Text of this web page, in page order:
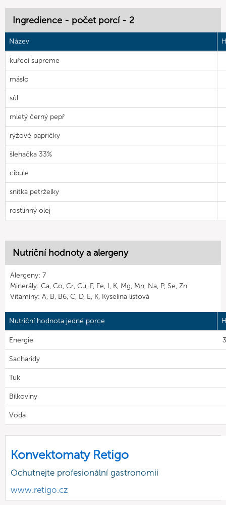
Ingredience - počet porcí - 2
Název
kuřecí supreme
máslo
sůl
mletý černý pepř
rýžové papričky
šlehačka 33%
cibule
snítka petrželky
rostlinný olej
Nutriční hodnoty a alergeny
Alergeny: 7
Minerály: Ca, Co, Cr, Cu, F, Fe, I, K, Mg, Mn, Na, P, Se, Zn
Vitamíny: A, B, B6, C, D, E, K, Kyselina listová
Nutriční hodnota jedné porce
Energie
Sacharidy
Tuk
Bílkoviny
Voda
Konvektomaty Retigo
Ochutnejte profesionální gastronomii
www.retigo.cz